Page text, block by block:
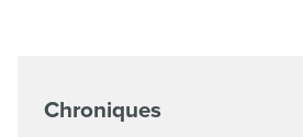
Chroniques